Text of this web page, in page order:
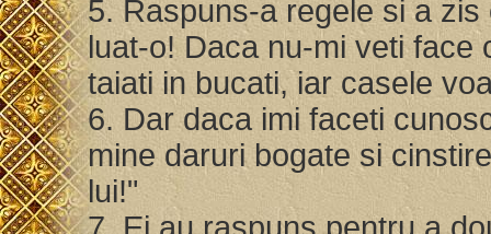
5. Raspuns-a regele si a
luat-o! Daca nu-mi veti face
taiati in bucati, iar casele
6. Dar daca imi faceti
mine daruri bogate si
lui!"